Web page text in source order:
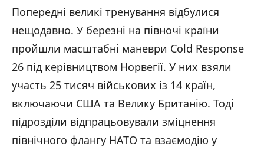
Попередні великі тренування відбулися
нещодавно. У березні на півночі країни
пройшли масштабні маневри Cold Response
26 під керівництвом Норвегії. У них взяли
участь 25 тисяч військових із 14 країн,
включаючи США та Велику Британію. Тоді
підрозділи відпрацьовували зміцнення
північного флангу НАТО та взаємодію у